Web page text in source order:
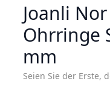
Joanli
Ohrringe
mm
Seien Sie der Erste,